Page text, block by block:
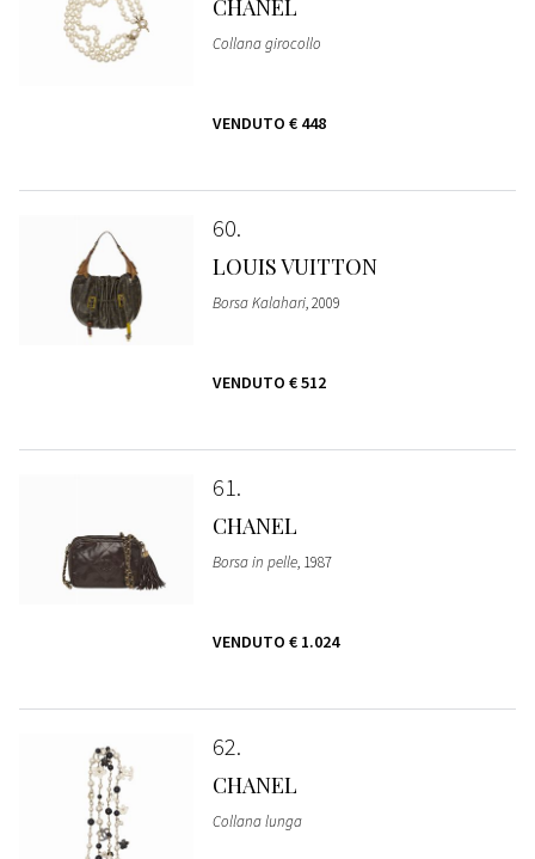
CHANEL
Collana girocollo
VENDUTO € 448
60
LOUIS VUITTON
Borsa Kalahari, 2009
VENDUTO € 512
61
CHANEL
Borsa in pelle, 1987
VENDUTO € 1.024
62
CHANEL
Collana lunga